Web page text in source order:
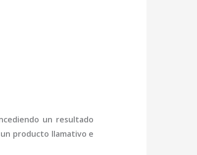
un resultado
producto llamativo e